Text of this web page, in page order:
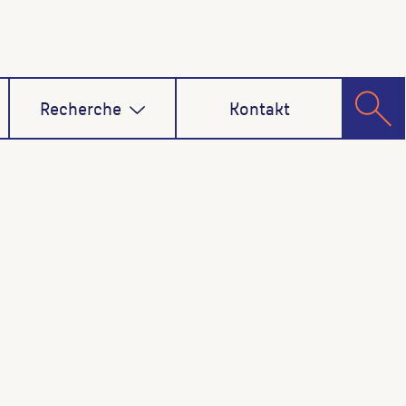
Recherche Kontakt